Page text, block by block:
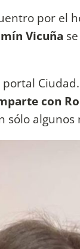
por el
Vicuña
con
sólo